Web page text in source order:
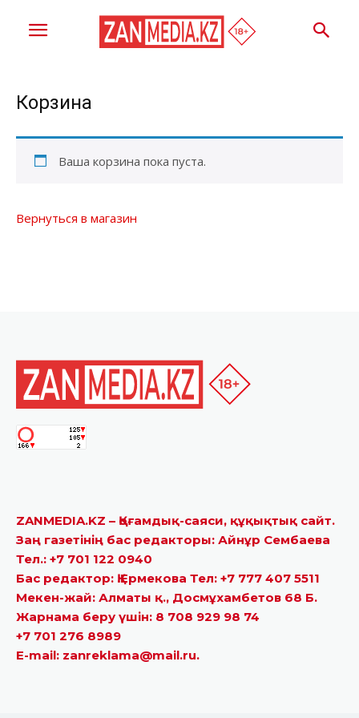
Корзина
Ваша корзина пока пуста.
Вернуться в магазин
ZANMEDIA.KZ – Қоғамдық-саяси, құқықтық сайт.
Заң газетінің бас редакторы: Айнұр Сембаева
Тел.: +7 701 122 0940
Бас редактор: Қ.Ермекова Тел: +7 777 407 5511
Мекен-жай: Алматы қ., Досмұхамбетов 68 Б.
Жарнама беру үшін: 8 708 929 98 74
+7 701 276 8989
E-mail: zanreklama@mail.ru.